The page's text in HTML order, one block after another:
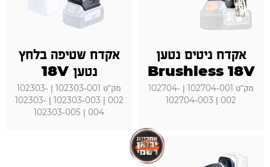
אקדח ניטים נטען
Brushless 18V
מק"ט 102704-001 | 102704-
002 | 102704-003
אקדח שטיפה בלחץ
נטען 18V
מק"ט 102303-001 | 102303-
002 | 102303-003 | 102303-
004 | 102303-005